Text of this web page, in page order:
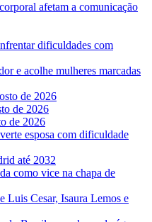
afetam a comunicação
dificuldades com
e acolhe mulheres marcadas
de 2026
de 2026
de 2026
esposa com dificuldade
até 2032
como vice na chapa de
Luis Cesar, Isaura Lemos e